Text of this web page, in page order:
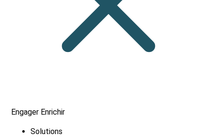
Engager Enrichir
Solutions